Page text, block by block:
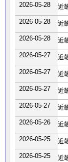
2026-05-28
近
2026-05-28
近
2026-05-28
近
2026-05-27
近
2026-05-27
近
2026-05-27
近
2026-05-27
近
2026-05-26
近
2026-05-25
近
2026-05-25
近